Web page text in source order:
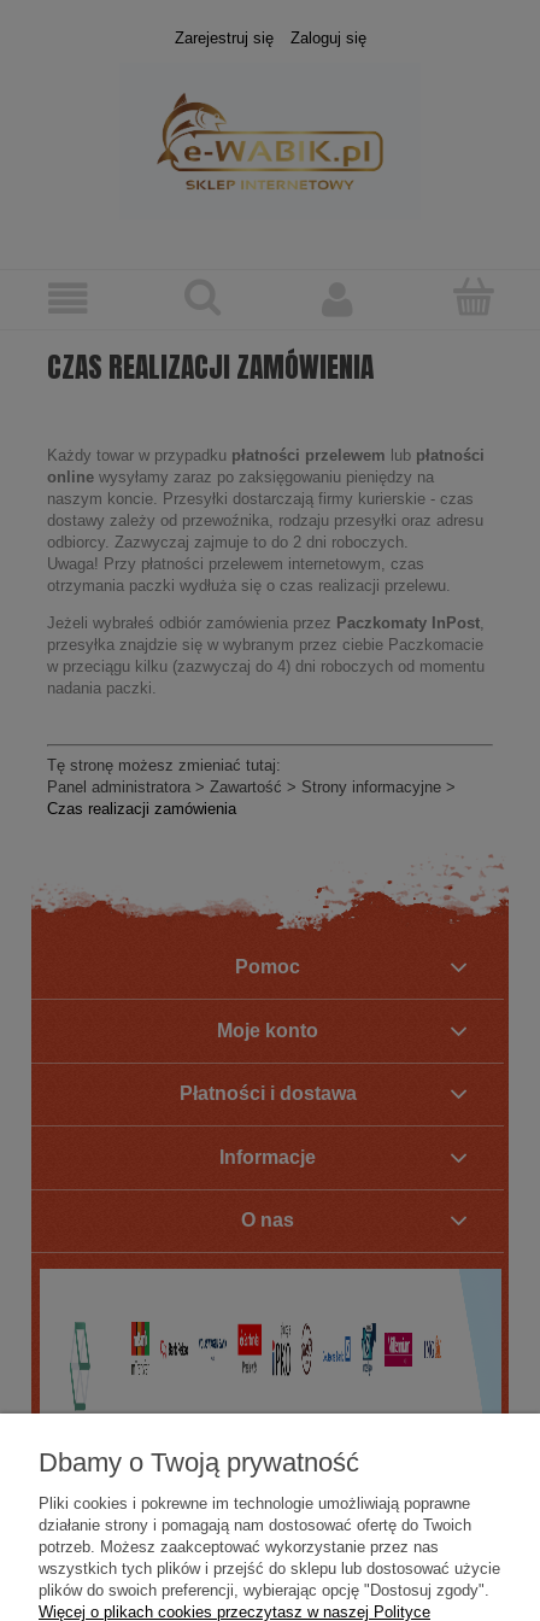
Zarejestruj się Zaloguj się
CZAS REALIZACJI ZAMÓWIENIA
Każdy towar w przypadku płatności przelewem lub płatności
online wysyłamy zaraz po zaksięgowaniu pieniędzy na
naszym koncie. Przesyłki dostarczają firmy kurierskie - czas
dostawy zależy od przewoźnika, rodzaju przesyłki oraz adresu
odbiorcy. Zazwyczaj zajmuje to do 2 dni roboczych.
Uwaga! Przy płatności przelewem internetowym, czas
otrzymania paczki wydłuża się o czas realizacji przelewu.
Jeżeli wybrałeś odbiór zamówienia przez Paczkomaty InPost
przesyłka znajdzie się w wybranym przez ciebie Paczkomacie
w przeciągu kilku (zazwyczaj do 4) dni roboczych od momentu
nadania paczki.
Tę stronę możesz zmieniać tutaj:
Panel administratora > Zawartość > Strony informacyjne >
Czas realizacji zamówienia
Pomoc
Moje konto
Płatności i dostawa
Informacje
O nas
Dbamy o Twoją prywatność
Pliki cookies i pokrewne im technologie umożliwiają poprawne
działanie strony i pomagają nam dostosować ofertę do Twoich
potrzeb. Możesz zaakceptować wykorzystanie przez nas
wszystkich tych plików i przejść do sklepu lub dostosować użycie
plików do swoich preferencji, wybierając opcję "Dostosuj zgody".
Więcej o plikach cookies przeczytasz w naszej Polityce